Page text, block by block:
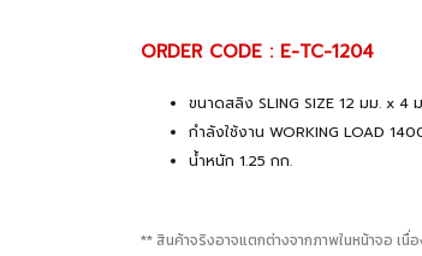
ORDER CODE : E-TC-1204
ขนาดสลิง SLING SIZE 12 มม. x 4
กำลังใช้งาน WORKING LOAD
น้ำหนัก 1.25 กก.
** สินค้าจริงอาจแตกต่างจากภาพในหน้าจอ เ